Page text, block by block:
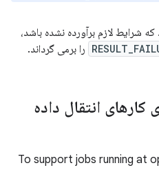
که شرایط لازم برآورده نشده باشد،
را برمی گرداند.
انتقال داده
To support jobs running at